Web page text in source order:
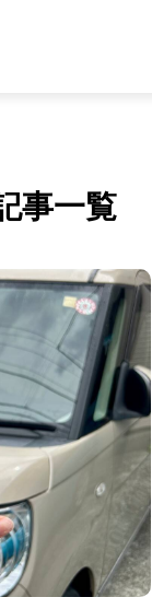
事一覧